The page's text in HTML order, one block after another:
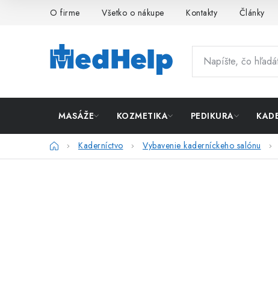
O firme Všetko o nákupe Kontakty Články
MASÁŽE KOZMETIKA PEDIKURA
DomovKaderníctvo Vybavenie kaderníckeho salónu